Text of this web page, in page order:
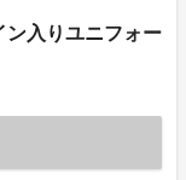
入りユニフォー